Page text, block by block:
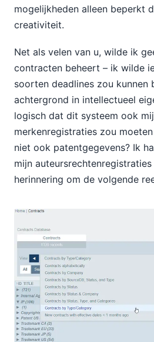
mogelijkheden alleen beperkt
creativiteit.
Net als velen van u, wilde ik
contracten beheert – ik wilde
soorten deadlines zou kunnen
achtergrond in intellectueel
logisch dat dit systeem ook
merkenregistraties zou
niet ook patentgegevens? Ik
mijn
herinnering om de volgende